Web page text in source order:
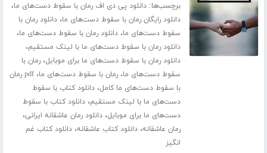
برچسب‌ها:دانلود پی دی اف رمان با سقوط دست‌های ما،
دانلود رایگان رمان با سقوط دست‌های ما،دانلود رمان با
سقوط دست‌های ما،دانلود رمان با سقوط دست‌های ما،
دانلود رمان با سقوط دست‌های ما با لینک مستقیم،
دانلود رمان با سقوط دست‌های ما برای موبایل،رمان با
سقوط دست‌های ما،رمان با سقوط دست‌های ما،
pdf رمان
با سقوط دست‌های ما کامل،دانلود کتاب با سقوط
دست‌های ما با لینک مستقیم،دانلود کتاب با سقوط
دست‌های ما برای موبایل،دانلود رمان عاشقانه ایرانی،
رمان عاشقانه،دانلود کتاب عاشقانه،دانلود کتاب غم
انگیز